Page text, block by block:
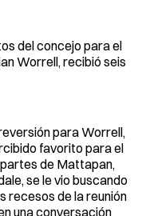
del concejo para el
Worrell, recibió seis
para Worrell,
favorito para el
de Mattapan,
se le vio buscando
recesos de la reunión
una conversación